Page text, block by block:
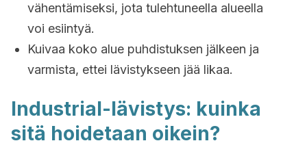
vähentämiseksi, jota tulehtuneella alueella
voi esiintyä.
Kuivaa koko alue puhdistuksen jälkeen ja
varmista, ettei lävistykseen jää likaa.
Industrial-lävistys: kuinka
sitä hoidetaan oikein?